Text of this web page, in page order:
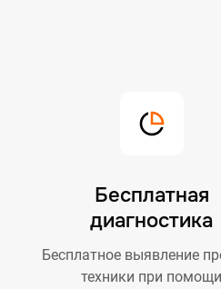
Бесплатная
диагностика
Бесплатное выявление
техники при помощи